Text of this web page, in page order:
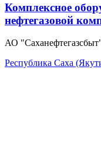
Комплексное
нефтегазовой
АО
Республика Саха